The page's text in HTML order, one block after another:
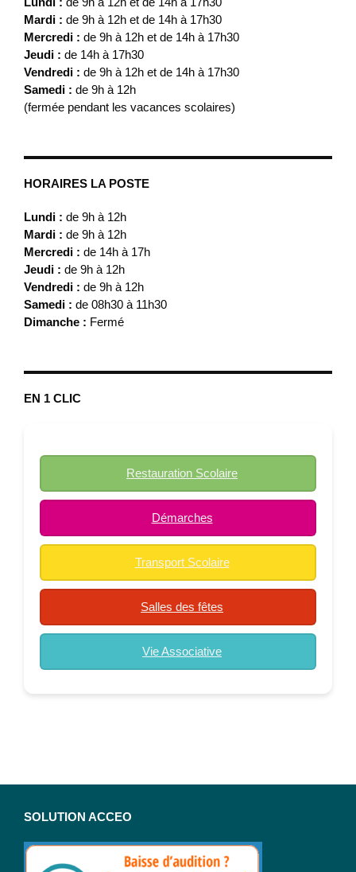
Mardi : de 9h à 12h et de 14h à 17h30
Mercredi : de 9h à 12h et de 14h à 17h30
Jeudi : de 14h à 17h30
Vendredi : de 9h à 12h et de 14h à 17h30
Samedi : de 9h à 12h
(fermée pendant les vacances scolaires)
HORAIRES LA POSTE
Lundi : de 9h à 12h
Mardi : de 9h à 12h
Mercredi : de 14h à 17h
Jeudi : de 9h à 12h
Vendredi : de 9h à 12h
Samedi : de 08h30 à 11h30
Dimanche : Fermé
EN 1 CLIC
Restauration Scolaire
Démarches
Transport Scolaire
Salles des fêtes
Vie Associative
SOLUTION ACCEO